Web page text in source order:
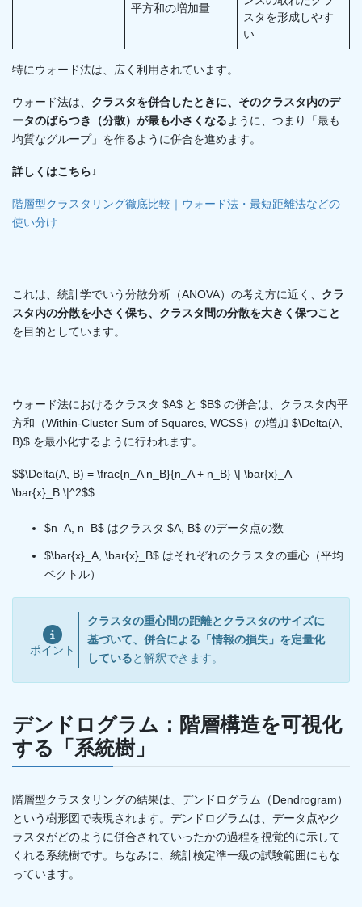
平方和の増加量
スタを形成しやす
い
特にウォード法は、広く利用されています。
ウォード法は、 クラスタを併合したときに、そのクラスタ内のデ
ータのばらつき（分散）が最も小さくなるように、つまり「最も
均質なグループ」を作るように併合を進めます。
詳しくはこちら↓
階層型クラスタリング徹底比較｜ウォード法・最短距離法などの
使い分け
これは、統計学でいう分散分析（ANOVA）の考え方に近く、 クラ
スタ内の分散を小さく保ち、クラスタ間の分散を大きく保つこと
を目的としています。
ウォード法におけるクラスタ $A$ と $B$ の併合は、クラスタ内平
方和（Within-Cluster Sum of Squares, WCSS）の増加 $\Delta(A,
B)$ を最小化するように行われます。
$$\Delta(A, B) = \frac{n_A n_B}{n_A + n_B} \| \bar{x}_A –
\bar{x}_B \|^2$$
$n_A, n_B$ はクラスタ $A, B$ のデータ点の数
$\bar{x}_A, \bar{x}_B$ はそれぞれのクラスタの重心（平均
ベクトル）
ポイント
クラスタの重心間の距離とクラスタのサイズに
基づいて、併合による「情報の損失」を定量化
していると解釈できます。
デンドログラム：階層構造を可視化
する「系統樹」
階層型クラスタリングの結果は、デンドログラム（Dendrogram）
という樹形図で表現されます。デンドログラムは、データ点やク
ラスタがどのように併合されていったかの過程を視覚的に示して
くれる系統樹です。ちなみに、統計検定準一級の試験範囲にもな
っています。